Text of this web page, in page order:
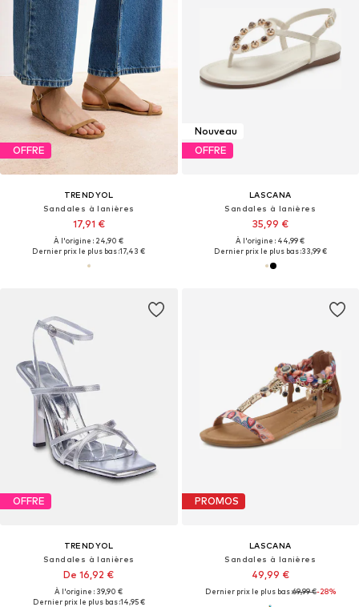
OFFRE
TRENDYOL
Sandales à lanières
17,91 €
À l'origine : 24,90 €
Dernier prix le plus bas :17,43 €
Nouveau
OFFRE
LASCANA
Sandales à lanières
35,99 €
À l'origine : 44,99 €
Dernier prix le plus bas :33,99 €
OFFRE
TRENDYOL
Sandales à lanières
De 16,92 €
À l'origine : 39,90 €
Dernier prix le plus bas :14,95 €
PROMOS
LASCANA
Sandales à lanières
49,99 €
Dernier prix le plus bas :69,99 €-28%